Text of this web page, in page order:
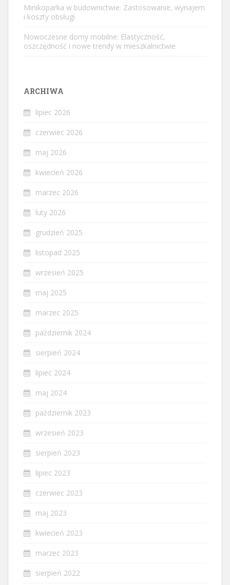
Minikoparka w budownictwie: Zastosowanie, wynajem
i koszty obsługi
Nowoczesne domy mobilne: Elastyczność,
oszczędność i nowe trendy w mieszkalnictwie
ARCHIWA
lipiec 2026
czerwiec 2026
maj 2026
kwiecień 2026
marzec 2026
luty 2026
grudzień 2025
listopad 2025
wrzesień 2025
maj 2025
marzec 2025
październik 2024
sierpień 2024
lipiec 2024
maj 2024
październik 2023
wrzesień 2023
sierpień 2023
lipiec 2023
czerwiec 2023
maj 2023
kwiecień 2023
marzec 2023
sierpień 2022